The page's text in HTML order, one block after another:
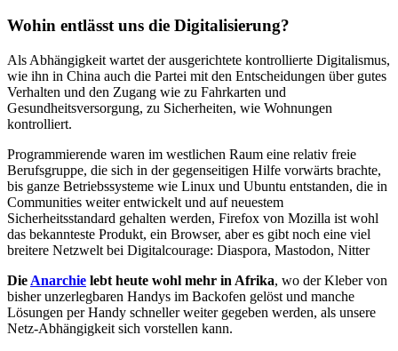
Wohin entlässt uns die Digitalisierung?
Als Abhängigkeit wartet der ausgerichtete kontrollierte Digitalismus,
wie ihn in China auch die Partei mit den Entscheidungen über gutes
Verhalten und den Zugang wie zu Fahrkarten und
Gesundheitsversorgung, zu Sicherheiten, wie Wohnungen
kontrolliert.
Programmierende waren im westlichen Raum eine relativ freie
Berufsgruppe, die sich in der gegenseitigen Hilfe vorwärts brachte,
bis ganze Betriebssysteme wie Linux und Ubuntu entstanden, die in
Communities weiter entwickelt und auf neuestem
Sicherheitsstandard gehalten werden, Firefox von Mozilla ist wohl
das bekannteste Produkt, ein Browser, aber es gibt noch eine viel
breitere Netzwelt bei Digitalcourage: Diaspora, Mastodon, Nitter
Die Anarchie lebt heute wohl mehr in Afrika, wo der Kleber von
bisher unzerlegbaren Handys im Backofen gelöst und manche
Lösungen per Handy schneller weiter gegeben werden, als unsere
Netz-Abhängigkeit sich vorstellen kann.